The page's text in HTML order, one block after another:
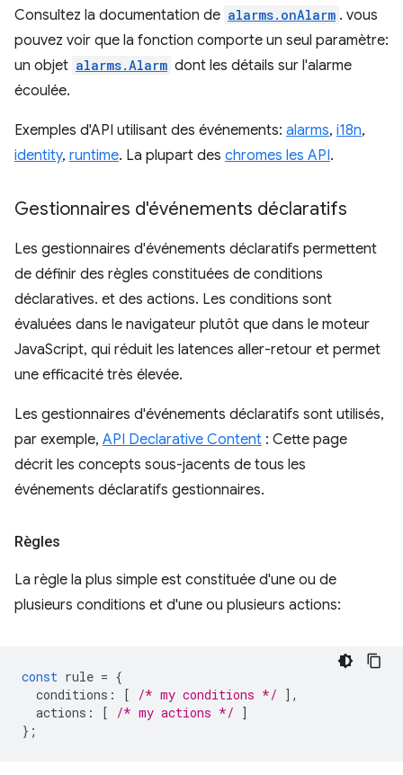
Consultez la documentation de alarms.onAlarm . vous
pouvez voir que la fonction comporte un seul paramètre:
un objet alarms.Alarm dont les détails sur l'alarme
écoulée.
Exemples d'API utilisant des événements: alarms, i18n,
identity, runtime. La plupart des chromes les API.
Gestionnaires d'événements déclaratifs
Les gestionnaires d'événements déclaratifs permettent
de définir des règles constituées de conditions
déclaratives. et des actions. Les conditions sont
évaluées dans le navigateur plutôt que dans le moteur
JavaScript, qui réduit les latences aller-retour et permet
une efficacité très élevée.
Les gestionnaires d'événements déclaratifs sont utilisés,
par exemple, API Declarative Content : Cette page
décrit les concepts sous-jacents de tous les
événements déclaratifs gestionnaires.
Règles
La règle la plus simple est constituée d'une ou de
plusieurs conditions et d'une ou plusieurs actions:
const rule = {
conditions : [ /* my conditions */ ],
actions : [ /* my actions */ ]
};